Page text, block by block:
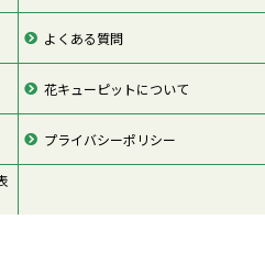
よくある質問
花キューピットについて
プライバシーポリシー